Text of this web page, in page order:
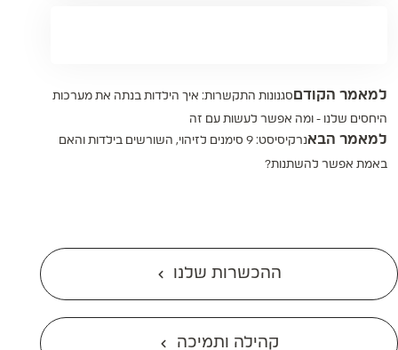
למאמר הקודםסגנונות התקשרות: איך הילדות בנתה את מערכות
היחסים שלנו - ומה אפשר לעשות עם זה
למאמר הבא נרקיסיסט: 9 סימנים לזיהוי, השורשים בילדות והאם
באמת אפשר להשתנות?
ההכשרות שלנו
קהילה ותמיכה